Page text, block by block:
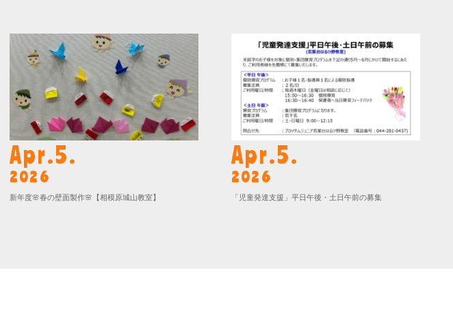
Apr.5.
2026
新年度🌸春の壁面製作🌸【相模原城山教室】
Apr.5.
2026
「児童発達支援」平日午後・土日午前の募集